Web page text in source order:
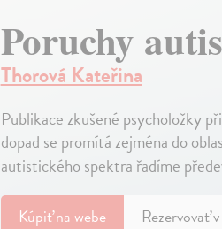
Poruchy
Thorová Kateřina
Publikace zkušené psycholožky
dopad se promítá zejména do
autistického spektra řadíme
Kúpiťna webe Rezervovať